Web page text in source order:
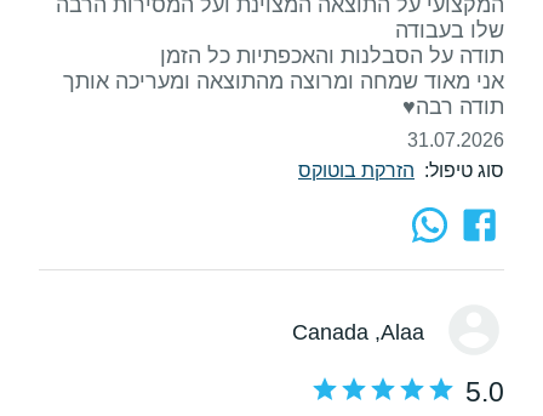
תודה רבה♥️
31.07.2026
סוג טיפול: הזרקת בוטוקס
Alaa
, Canada
5.0